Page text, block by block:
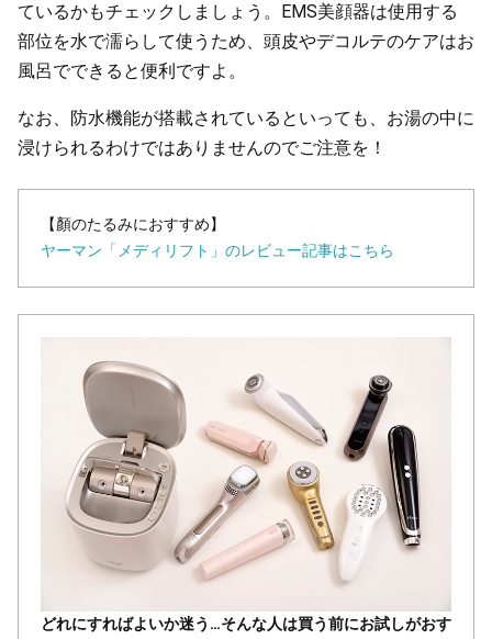
ているかもチェックしましょう。EMS美顔器は使用する
部位を水で濡らして使うため、頭皮やデコルテのケアはお
風呂でできると便利ですよ。
なお、防水機能が搭載されているといっても、お湯の中に
浸けられるわけではありませんのでご注意を！
【顏のたるみにおすすめ】
ヤーマン「メディリフト」のレビュー記事はこちら
どれにすればよいか迷う…そんな人は買う前にお試しがおす